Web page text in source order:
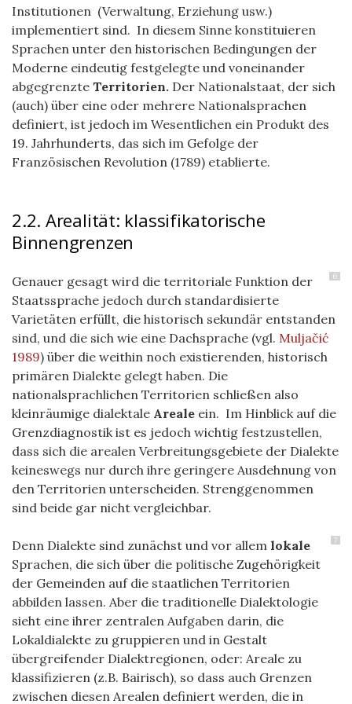
Institutionen (Verwaltung, Erziehung usw.)
implementiert sind. In diesem Sinne konstituieren
Sprachen unter den historischen Bedingungen der
Moderne eindeutig festgelegte und voneinander
abgegrenzte Territorien. Der Nationalstaat, der sich
(auch) über eine oder mehrere Nationalsprachen
definiert, ist jedoch im Wesentlichen ein Produkt des
19. Jahrhunderts, das sich im Gefolge der
Französischen Revolution (1789) etablierte.
2.2. Arealität: klassifikatorische
Binnengrenzen
6
Genauer gesagt wird die territoriale Funktion der
Staatssprache jedoch durch standardisierte
Varietäten erfüllt, die historisch sekundär entstanden
sind, und die sich wie eine Dachsprache (vgl. Muljačić
1989) über die weithin noch existierenden, historisch
primären Dialekte gelegt haben. Die
nationalsprachlichen Territorien schließen also
kleinräumige dialektale Areale ein. Im Hinblick auf die
Grenzdiagnostik ist es jedoch wichtig festzustellen,
dass sich die arealen Verbreitungsgebiete der Dialekte
keineswegs nur durch ihre geringere Ausdehnung von
den Territorien unterscheiden. Strenggenommen
sind beide gar nicht vergleichbar.
7
Denn Dialekte sind zunächst und vor allem lokale
Sprachen, die sich über die politische Zugehörigkeit
der Gemeinden auf die staatlichen Territorien
abbilden lassen. Aber die traditionelle Dialektologie
sieht eine ihrer zentralen Aufgaben darin, die
Lokaldialekte zu gruppieren und in Gestalt
übergreifender Dialektregionen, oder: Areale zu
klassifizieren (z.B. Bairisch), so dass auch Grenzen
zwischen diesen Arealen definiert werden, die in